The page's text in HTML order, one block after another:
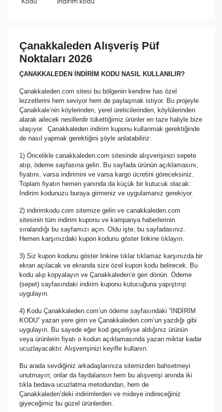
Çanakkaleden Alışveriş Püf
Noktaları 2026
ÇANAKKALEDEN İNDİRİM KODU NASIL KULLANILIR?
Çanakkaleden.com sitesi bu bölgenin kendine has özel
lezzetlerini hem seviyor hem de paylaşmak istiyor. Bu projeyle
Çanakkale’nin köylerinden, yerel üreticilerinden, köylülerinden
alarak ailecek nesillerdir tükettiğimiz ürünler en taze haliyle bize
ulaşıyor. Çanakkaleden indirim kuponu kullanmak gerektiğinde
de nasıl yapmak gerektiğini şöyle anlatabiliriz:
1) Öncelikle canakkaleden.com sitesinde alışverişinizi sepete
atıp, ödeme sayfasına gelin. Bu sayfada ürünün açıklamasını,
fiyatını, varsa indirimini ve varsa kargo ücretini göreceksiniz.
Toplam fiyatın hemen yanında da küçük bir kutucuk olacak:
İndirim kodunuzu buraya girmeniz ve uygulamanız gerekiyor.
2) indirimkodu.com sitemize gelin ve canakkaleden.com
sitesinin tüm indirim kuponu ve kampanya haberlerinin
sıralandığı bu sayfamızı açın. Oldu işte; bu sayfadasınız.
Hemen karşınızdaki kupon kodunu göster linkine tıklayın.
3) Siz kupon kodunu göster linkine tıklar tıklamaz karşınızda bir
ekran açılacak ve ekranda size özel kupon kodu belirecek. Bu
kodu alıp kopyalayın ve Çanakkaleden’e geri dönün. Ödeme
(sepet) sayfasındaki indirim kuponu kutucuğuna yapıştırıp
uygulayın.
4) Kodu Çanakkaleden.com’un ödeme sayfasındaki “İNDİRİM
KODU” yazan yere girin ve Çanakkaleden.com’un yazdığı gibi
uygulayın. Bu sayede eğer kod geçerliyse aldığınız ürünün
veya ürünlerin fiyatı o kodun açıklamasında yazan miktar kadar
ucuzlayacaktır. Alışverişinizi keyifle kullanın.
Bu arada sevdiğiniz arkadaşlarınıza sitemizden bahsetmeyi
unutmayın; onlar da faydalansın hem bu alışverişi anında iki
tıkla bedava ucuzlatma metodundan, hem de
Çanakkaleden’deki indirimlerden ve mideye indireceğiniz
giyeceğimiz bu güzel ürünlerden.